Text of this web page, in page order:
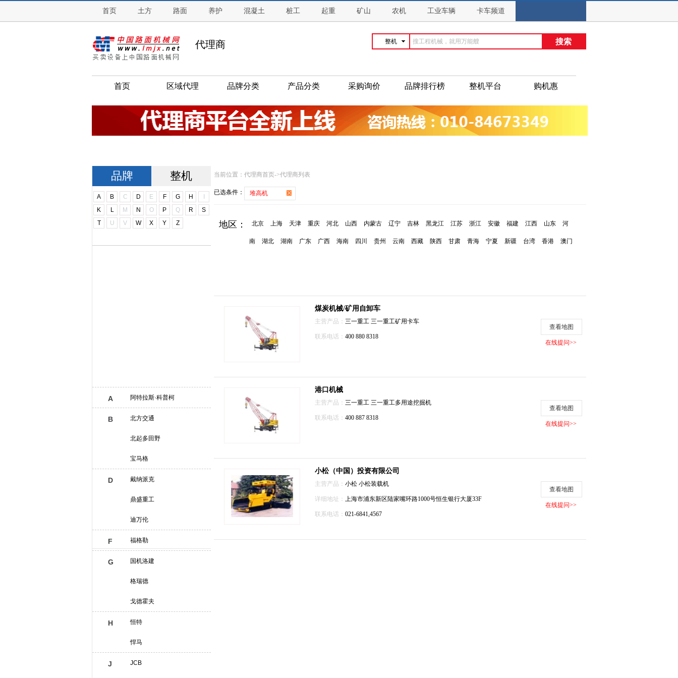
首页 土方 路面 养护 混凝土 桩工 起重 矿山 农机 工业车辆 卡车频道
代理商 整机
首页 区域代理 品牌分类 产品分类 采购询价 品牌排行榜 整机平台 购机惠
品牌 整机
A B C D E F G H
K
L M N O P Q R
S
T
U V W X Y Z
A 阿特拉斯·科普柯
B 北方交通
北起多田野
宝马格
D 戴纳派克
鼎盛重工
迪万伦
F 福格勒
G 国机洛建
格瑞德
戈德霍夫
H 恒特
悍马
J JCB
当前位置： 代理商首页->代理商列表
已选条件： 堆高机
地区： 北京 上海 天津 重庆 河北 山西 内蒙古 辽宁 吉林 黑龙江 江苏 浙江 安徽 福建 江西 山东 河
南 湖北 湖南 广东 广西 海南 四川 贵州 云南 西藏 陕西 甘肃 青海 宁夏 新疆 台湾 香港 澳门
煤炭机械/矿用自卸车
主营产品： 三一重工 三一重工矿用卡车
联系电话： 400 880 8318
查看地图
在线提问>>
港口机械
主营产品： 三一重工 三一重工多用途挖掘机
联系电话： 400 887 8318
查看地图
在线提问>>
小松（中国）投资有限公司
主营产品： 小松 小松装载机
详细地址： 上海市浦东新区陆家嘴环路1000号恒生银行大厦33F
联系电话： 021-6841,4567
查看地图
在线提问>>